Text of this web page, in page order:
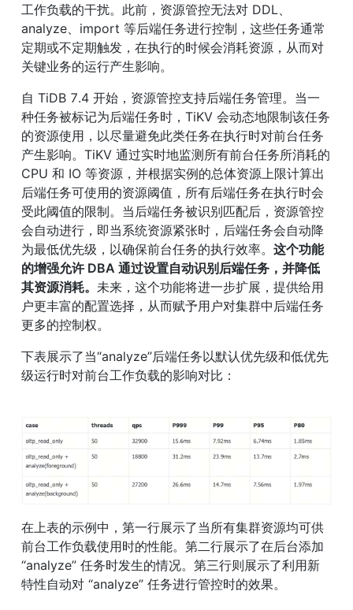
工作负载的干扰。此前，资源管控无法对 DDL、
analyze、import 等后端任务进行控制，这些任务通常
定期或不定期触发，在执行的时候会消耗资源，从而对
关键业务的运行产生影响。
自 TiDB 7.4 开始，资源管控支持后端任务管理。当一
种任务被标记为后端任务时，TiKV 会动态地限制该任务
的资源使用，以尽量避免此类任务在执行时对前台任务
产生影响。TiKV 通过实时地监测所有前台任务所消耗的
CPU 和 IO 等资源，并根据实例的总体资源上限计算出
后端任务可使用的资源阈值，所有后端任务在执行时会
受此阈值的限制。当后端任务被识别匹配后，资源管控
会自动进行，即当系统资源紧张时，后端任务会自动降
为最低优先级，以确保前台任务的执行效率。 这个功能
的增强允许 DBA 通过设置自动识别后端任务，并降低
其资源消耗。 未来，这个功能将进一步扩展，提供给用
户更丰富的配置选择，从而赋予用户对集群中后端任务
更多的控制权。
下表展示了当“analyze”后端任务以默认优先级和低优先
级运行时对前台工作负载的影响对比：
在上表的示例中，第一行展示了当所有集群资源均可供
前台工作负载使用时的性能。第二行展示了在后台添加
“analyze” 任务时发生的情况。第三行则展示了利用新
特性自动对 “analyze” 任务进行管控时的效果。